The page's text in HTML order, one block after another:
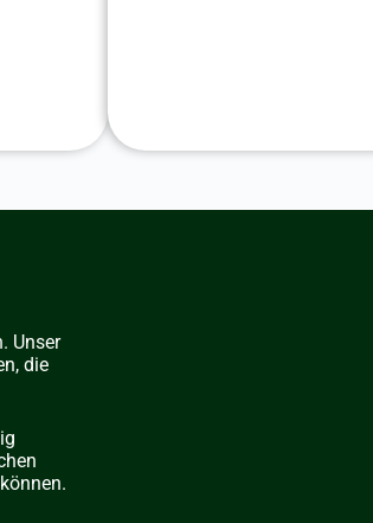
Unser
die